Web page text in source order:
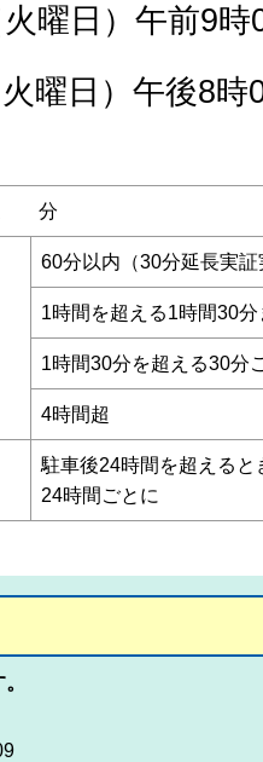
曜日）午前9時
）午後8時
分
60分以内（30分延長実証
1時間を超える1時間30分
1時間30分を超える30分
4時間超
駐車後24時間を超えると
24時間ごとに